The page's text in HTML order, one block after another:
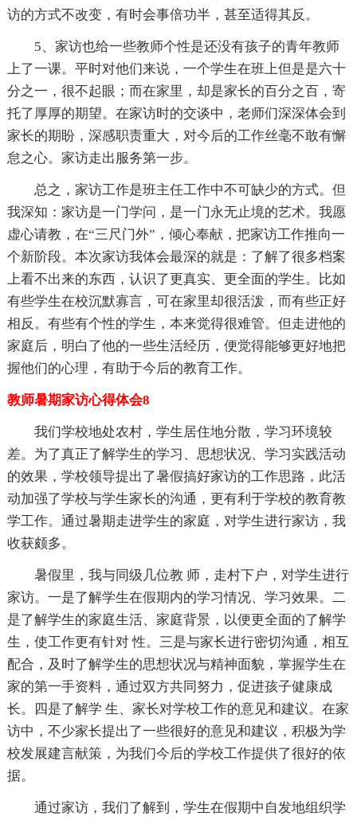
访的方式不改变，有时会事倍功半，甚至适得其反。
5、家访也给一些教师个性是还没有孩子的青年教师
上了一课。平时对他们来说，一个学生在班上但是是六十
分之一，很不起眼；而在家里，却是家长的百分之百，寄
托了厚厚的期望。在家访时的交谈中，老师们深深体会到
家长的期盼，深感职责重大，对今后的工作丝毫不敢有懈
怠之心。家访走出服务第一步。
总之，家访工作是班主任工作中不可缺少的方式。但
我深知：家访是一门学问，是一门永无止境的艺术。我愿
虚心请教，在“三尺门外”，倾心奉献，把家访工作推向一
个新阶段。本次家访我体会最深的就是：了解了很多档案
上看不出来的东西，认识了更真实、更全面的学生。比如
有些学生在校沉默寡言，可在家里却很活泼，而有些正好
相反。有些有个性的学生，本来觉得很难管。但走进他的
家庭后，明白了他的一些生活经历，便觉得能够更好地把
握他们的心理，有助于今后的教育工作。
教师暑期家访心得体会8
我们学校地处农村，学生居住地分散，学习环境较
差。为了真正了解学生的学习、思想状况、学习实践活动
的效果，学校领导提出了暑假搞好家访的工作思路，此活
动加强了学校与学生家长的沟通，更有利于学校的教育教
学工作。通过暑期走进学生的家庭，对学生进行家访，我
收获颇多。
暑假里，我与同级几位教 师，走村下户，对学生进行
家访。一是了解学生在假期内的学习情况、学习效果。二
是了解学生的家庭生活、家庭背景，以便更全面的了解学
生，使工作更有针对 性。三是与家长进行密切沟通，相互
配合，及时了解学生的思想状况与精神面貌，掌握学生在
家的第一手资料，通过双方共同努力，促进孩子健康成
长。四是了解学 生、家长对学校工作的意见和建议。在家
访中，不少家长提出了一些很好的意见和建议，积极为学
校发展建言献策，为我们今后的学校工作提供了很好的依
据。
通过家访，我们了解到，学生在假期中自发地组织学